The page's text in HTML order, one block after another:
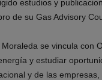
estudios y
de su Gas Advisory
Moraleda se vincula con
y estudiar
y de las